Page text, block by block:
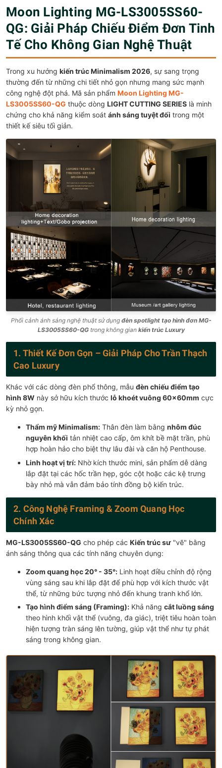
Moon Lighting MG-LS3005SS60-
QG: Giải Pháp Chiếu Điểm Đơn Tinh
Tế Cho Không Gian Nghệ Thuật
Trong xu hướng kiến trúc Minimalism 2026, sự sang trọng
thường đến từ những chi tiết nhỏ gọn nhưng mang sức mạnh
công nghệ đột phá. Mã sản phẩm Moon Lighting MG-
LS3005SS60-QG thuộc dòng LIGHT CUTTING SERIES là minh
chứng cho khả năng kiểm soát ánh sáng tuyệt đối trong một
thiết kế siêu tối giản.
Phối cảnh ánh sáng nghệ thuật sử dụng đèn spotlight tạo hình đơn MG-
LS3005SS60-QGtrong không gian kiến trúc Luxury
1. Thiết Kế Đơn Gọn – Giải Pháp Cho Trần Thạch
Cao Luxury
Khác với các dòng đèn phổ thông, mẫu đèn chiếu điểm tạo
hình 8W này sở hữu kích thước lỗ khoét vuông 60x60mm cực
kỳ nhỏ gọn.
Thẩm mỹ Minimalism: Thân đèn làm bằng nhôm đúc
nguyên khối tản nhiệt cao cấp, ôm khít bề mặt trần, phù
hợp hoàn hảo cho biệt thự lâu đài và căn hộ Penthouse.
Linh hoạt vị trí: Nhờ kích thước mini, sản phẩm dễ dàng
lắp đặt tại các hốc trần hẹp, góc cột hoặc các kệ trưng
bày nhỏ mà vẫn đảm bảo tính đồng bộ kiến trúc.
2. Công Nghệ Framing & Zoom Quang Học
Chính Xác
MG-LS3005SS60-QG cho phép các Kiến trúc sư "vẽ" bằng
ánh sáng thông qua các tính năng chuyên dụng:
Zoom quang học 20° - 35°: Linh hoạt điều chỉnh độ rộng
vùng sáng sau khi lắp đặt để phù hợp với kích thước vật
thể, từ những bức tượng nhỏ đến khung tranh khổ lớn.
Tạo hình điểm sáng (Framing): Khả năng cắt luồng sáng
theo hình khối vật thể (vuông, đa giác), triệt tiêu hoàn toàn
hiện tượng tràn sáng lên tường, giúp vật thể như tự phát
sáng trong không gian.